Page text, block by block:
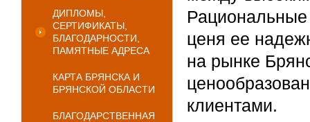
ДИПЛОМЫ,
СЕРТИФИКАТЫ,
БЛАГОДАРНОСТИ,
ПАМЯТНЫЕ АДРЕСА
КАРТА БРЯНСКА И
БРЯНСКОЙ ОБЛАСТИ
БЛАГОДАРСТВЕННАЯ
ценя ее
на рынке
клиентами.